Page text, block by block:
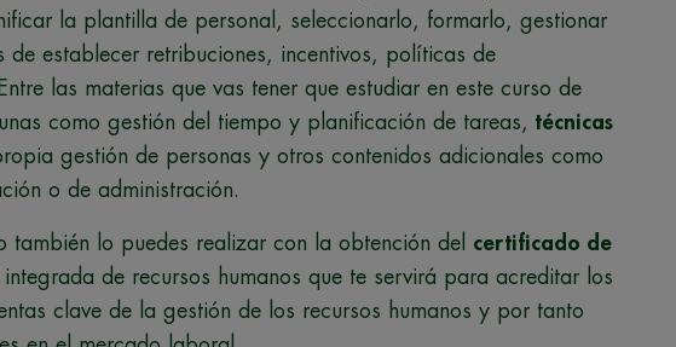
la plantilla de personal, seleccionarlo, formarlo, gestionar
de establecer retribuciones, incentivos, políticas de
las materias que vas tener que estudiar en este curso de
como gestión del tiempo y planificación de tareas, técnicas
gestión de personas y otros contenidos adicionales como
o de administración.
también lo puedes realizar con la obtención del certificado de
de recursos humanos que te servirá para acreditar los
clave de la gestión de los recursos humanos y por tanto